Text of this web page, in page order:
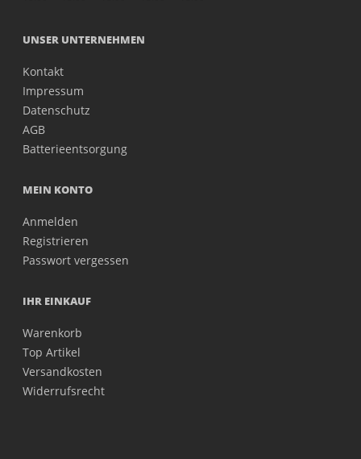
UNSER UNTERNEHMEN
Kontakt
Impressum
Datenschutz
AGB
Batterieentsorgung
MEIN KONTO
Anmelden
Registrieren
Passwort vergessen
IHR EINKAUF
Warenkorb
Top Artikel
Versandkosten
Widerrufsrecht